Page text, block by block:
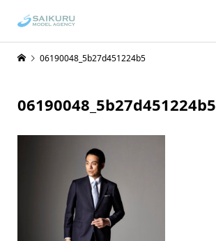
06190048_5b27d451224b5
06190048_5b27d451224b5